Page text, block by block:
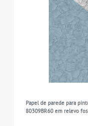
Papel de parede para
80309BR60 em relevo